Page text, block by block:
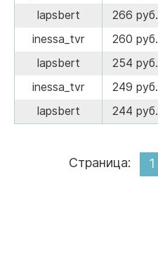
lapsbert
266 руб.
inessa_tvr
260 руб.
lapsbert
254 руб.
inessa_tvr
249 руб.
lapsbert
244 руб.
Страница: 1